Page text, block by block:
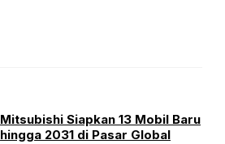
Mitsubishi Siapkan 13 Mobil Baru
hingga 2031 di Pasar Global